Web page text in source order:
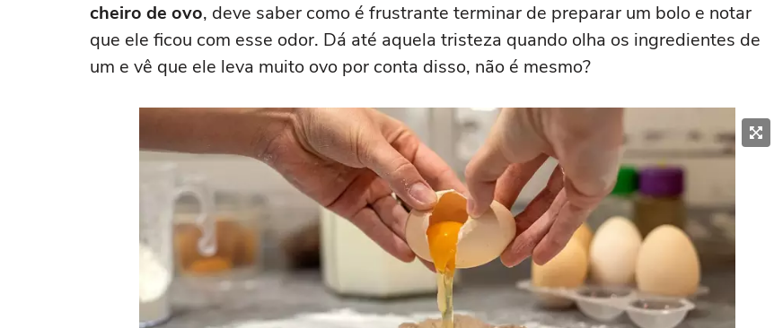
cheiro de ovo, deve saber como é frustrante terminar de preparar um bolo e notar
que ele ficou com esse odor. Dá até aquela tristeza quando olha os ingredientes de
um e vê que ele leva muito ovo por conta disso, não é mesmo?